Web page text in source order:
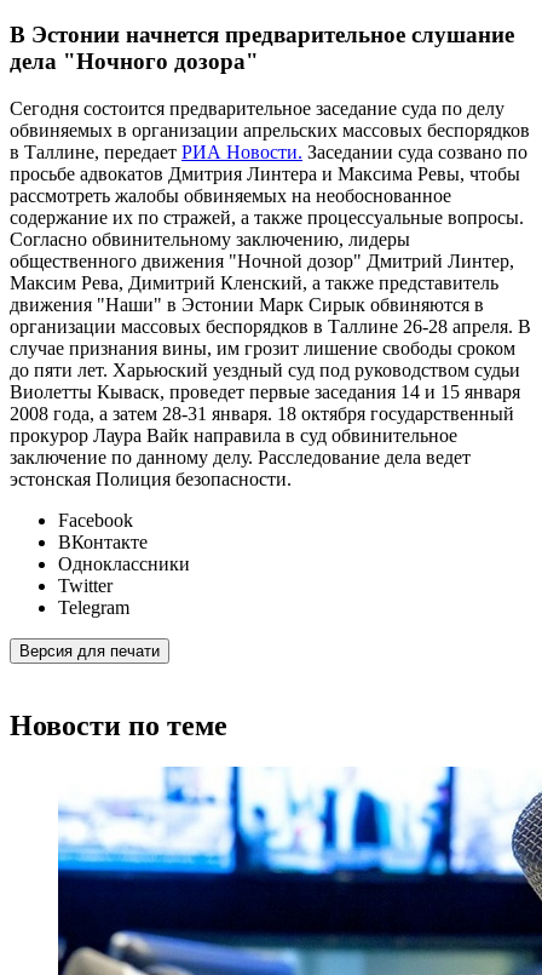
В Эстонии начнется предварительное слушание
дела "Ночного дозора"
Сегодня состоится предварительное заседание суда по делу
обвиняемых в организации апрельских массовых беспорядков
в Таллине, передает РИА Новости. Заседании суда созвано по
просьбе адвокатов Дмитрия Линтера и Максима Ревы, чтобы
рассмотреть жалобы обвиняемых на необоснованное
содержание их по стражей, а также процессуальные вопросы.
Согласно обвинительному заключению, лидеры
общественного движения "Ночной дозор" Дмитрий Линтер,
Максим Рева, Димитрий Кленский, а также представитель
движения "Наши" в Эстонии Марк Сирык обвиняются в
организации массовых беспорядков в Таллине 26-28 апреля. В
случае признания вины, им грозит лишение свободы сроком
до пяти лет. Харьюский уездный суд под руководством судьи
Виолетты Кываск, проведет первые заседания 14 и 15 января
2008 года, а затем 28-31 января. 18 октября государственный
прокурор Лаура Вайк направила в суд обвинительное
заключение по данному делу. Расследование дела ведет
эстонская Полиция безопасности.
Facebook
ВКонтакте
Одноклассники
Twitter
Telegram
Версия для печати
Новости по теме